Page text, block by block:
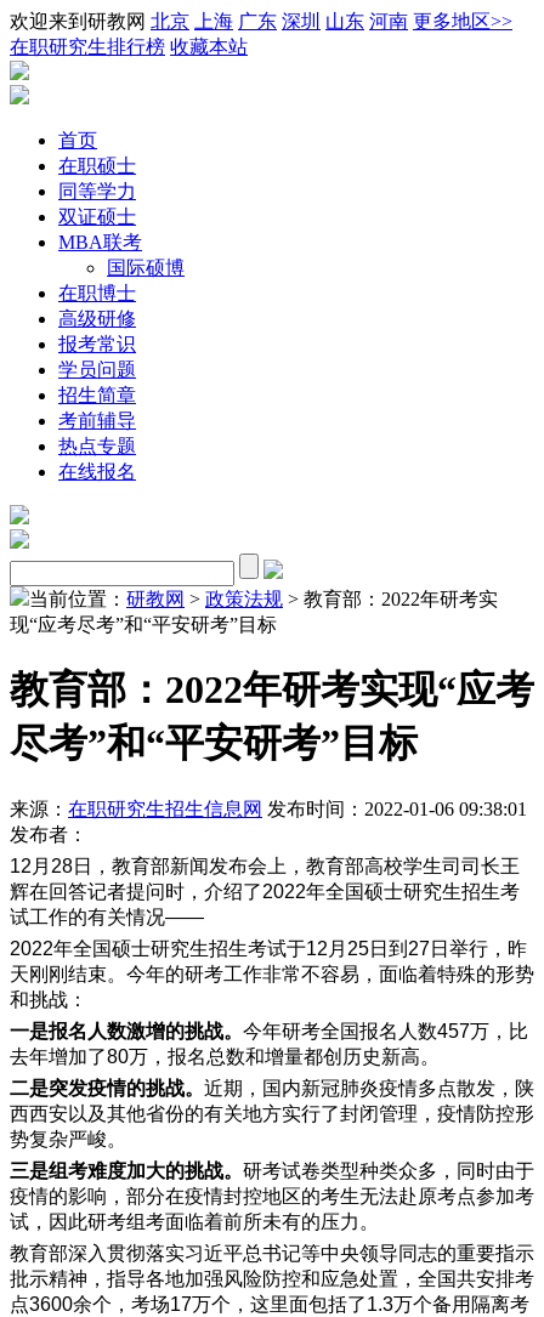
欢迎来到研教网 北京 上海 广东 深圳 山东 河南 更多地区>>
在职研究生排行榜 收藏本站
首页
在职硕士
同等学力
双证硕士
MBA联考
国际硕博
在职博士
高级研修
报考常识
学员问题
招生简章
考前辅导
热点专题
在线报名
当前位置： 研教网 > 政策法规 > 教育部：2022年研考实
现“应考尽考”和“平安研考”目标
教育部：2022年研考实现“应考
尽考”和“平安研考”目标
来源： 在职研究生招生信息网 发布时间：2022-01-06 09:38:01
发布者：
12月28日，教育部新闻发布会上，教育部高校学生司司长王
辉在回答记者提问时，介绍了2022年全国硕士研究生招生考
试工作的有关情况——
2022年全国硕士研究生招生考试于12月25日到27日举行，昨
天刚刚结束。今年的研考工作非常不容易，面临着特殊的形势
和挑战：
一是报名人数激增的挑战。 今年研考全国报名人数457万，比
去年增加了80万，报名总数和增量都创历史新高。
二是突发疫情的挑战。 近期，国内新冠肺炎疫情多点散发，陕
西西安以及其他省份的有关地方实行了封闭管理，疫情防控形
势复杂严峻。
三是组考难度加大的挑战。 研考试卷类型种类众多，同时由于
疫情的影响，部分在疫情封控地区的考生无法赴原考点参加考
试，因此研考组考面临着前所未有的压力。
教育部深入贯彻落实习近平总书记等中央领导同志的重要指示
批示精神，指导各地加强风险防控和应急处置，全国共安排考
点3600余个，考场17万个，这里面包括了1.3万个备用隔离考